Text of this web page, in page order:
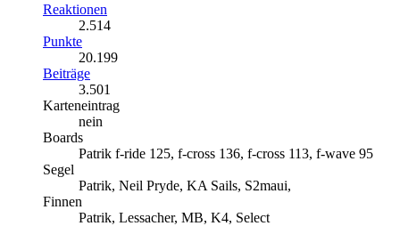
Reaktionen
2.514
Punkte
20.199
Beiträge
3.501
Karteneintrag
nein
Boards
Patrik f-ride 125, f-cross 136, f-cross 113, f-wave 95
Segel
Patrik, Neil Pryde, KA Sails, S2maui,
Finnen
Patrik, Lessacher, MB, K4, Select